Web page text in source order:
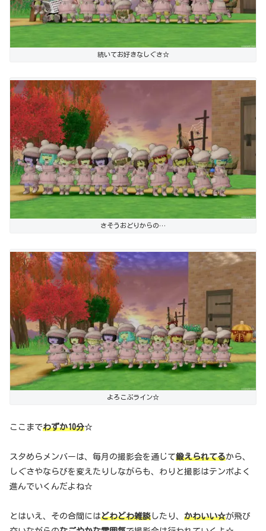
続いてお好きなしぐさ☆
さそうおどりからの…
よろこぶライン☆
ここまでわずか10分☆
スタめらメンバーは、毎月の撮影会を通じて鍛えられてるから、
しぐさやならびを変えたりしながらも、わりと撮影はテンポよく
進んでいくんだよね☆
とはいえ、その合間にはどわどわ雑談 したり、 かわいい☆が飛び